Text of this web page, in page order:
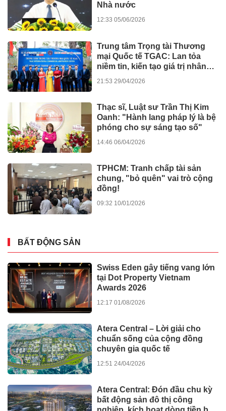
Nhà nước
12:33 05/06/2026
Trung tâm Trọng tài Thương
mại Quốc tế TGAC: Lan tỏa
niềm tin, kiến tạo giá trị nhân
21:53 29/04/2026
Thạc sĩ, Luật sư Trần Thị Kim
Oanh: "Hành lang pháp lý là bệ
phóng cho sự sáng tạo số"
14:46 06/04/2026
TPHCM: Tranh chấp tài sản
chung, "bỏ quên" vai trò cộng
đồng!
09:32 10/01/2026
BẤT ĐỘNG SẢN
Swiss Eden gây tiếng vang lớn
tại Dot Property Vietnam
Awards 2026
12:17 01/08/2026
Atera Central – Lời giải cho
chuẩn sống của cộng đồng
chuyên gia quốc tế
12:51 24/04/2026
Atera Central: Đón đầu chu kỳ
bất động sản đô thị công